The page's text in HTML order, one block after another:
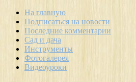
На главную
Подписаться на новости
Последние комментарии
Сад и дача
Инструменты
Фотогалерея
Видеоуроки